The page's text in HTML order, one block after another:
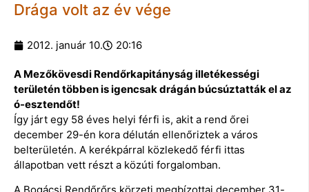
Drága volt az év vége
2012. január 10. 20:16
A Mezőkövesdi Rendőrkapitányság illetékességi
területén többen is igencsak drágán búcsúztatták el az
ó-esztendőt!
Így járt egy 58 éves helyi férfi is, akit a rend őrei
december 29-én kora délután ellenőriztek a város
belterületén. A kerékpárral közlekedő férfi ittas
állapotban vett részt a közúti forgalomban.